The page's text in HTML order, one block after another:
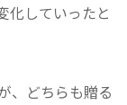
化していったと
、どちらも贈る